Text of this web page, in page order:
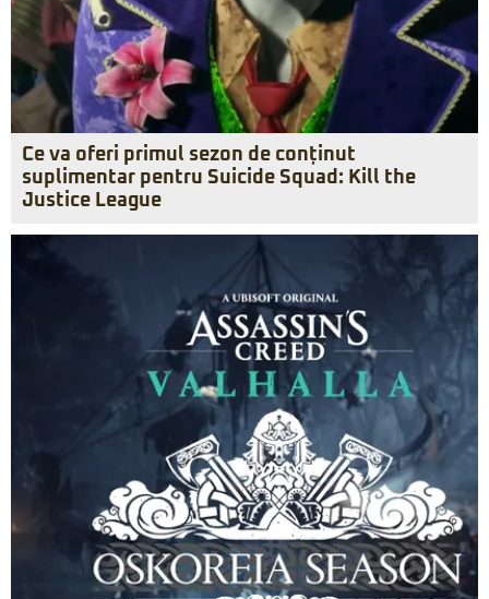
Ce va oferi primul sezon de conținut
suplimentar pentru Suicide Squad: Kill the
Justice League